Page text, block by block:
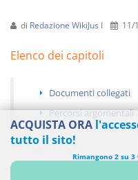
di Redazione WikiJus I 11/
Elenco dei capitoli
Documenti collegati
Percorsi argomentali
ACQUISTA ORA
tutto il sito!
Rimangono 2 su